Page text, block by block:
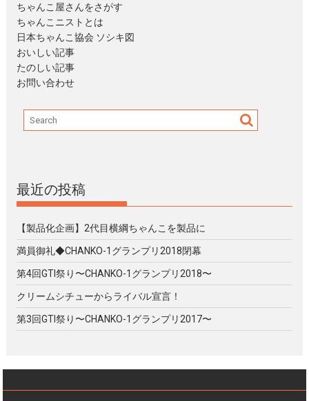
ちゃんこ屋さんをさがす
ちゃんこニストとは
日本ちゃんこ協会 ソシキ図
おいしい記事
たのしい記事
お問い合わせ
最近の投稿
【製品化企画】2代目横綱ちゃんこを製品に
満員御礼◆CHANKO-1グランプリ2018閉幕
第4回GTI祭り〜CHANKO-1グランプリ2018〜
クリームシチューからライバル宣言！
第3回GTI祭り〜CHANKO-1グランプリ2017〜